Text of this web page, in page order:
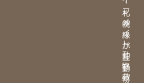
札
幌
緑
が
丘
動
物
フ
メ
イ
ト
動
物
救